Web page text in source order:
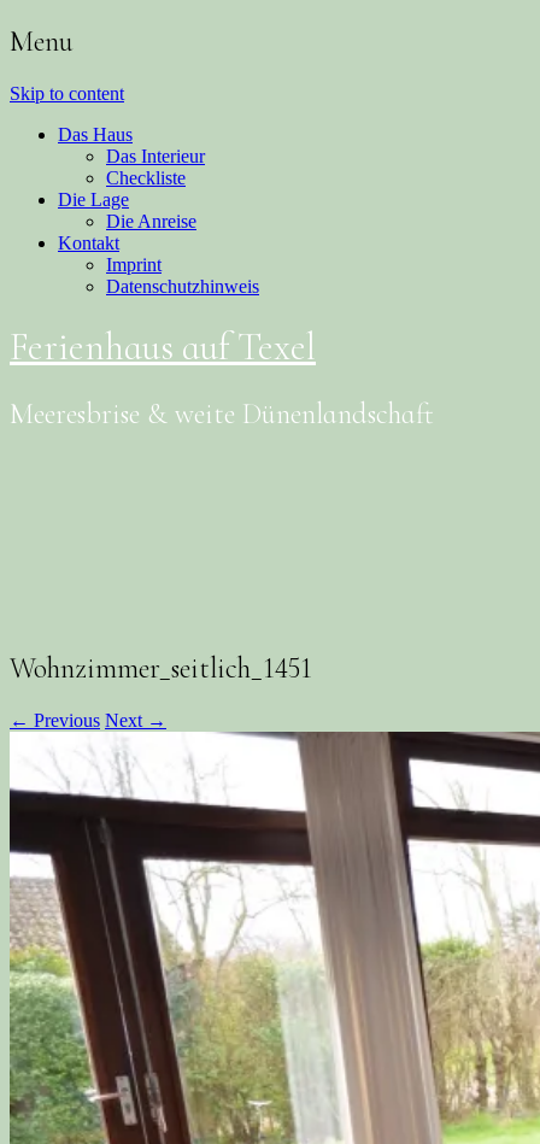
Menu
Skip to content
Das Haus
Das Interieur
Checkliste
Die Lage
Die Anreise
Kontakt
Imprint
Datenschutzhinweis
Ferienhaus auf Texel
Meeresbrise & weite Dünenlandschaft
Wohnzimmer_seitlich_1451
← Previous Next →